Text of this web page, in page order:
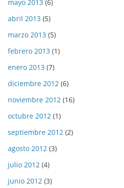
mayo 2013 (6)
abril 2013 (5)
marzo 2013 (5)
febrero 2013 (1)
enero 2013 (7)
diciembre 2012 (6)
noviembre 2012 (16)
octubre 2012 (1)
septiembre 2012 (2)
agosto 2012 (3)
julio 2012 (4)
junio 2012 (3)